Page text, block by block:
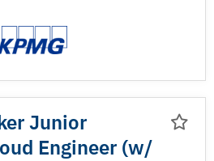
Junior
Engineer (w/